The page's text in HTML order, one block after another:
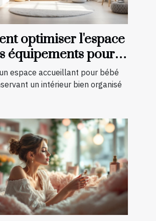
optimiser l'espace
équipements pour
espace accueillant pour bébé
un intérieur bien organisé